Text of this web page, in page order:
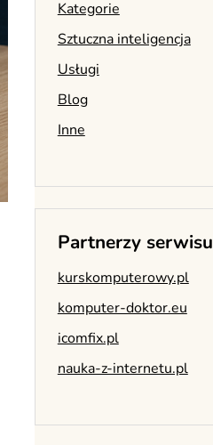
Kategorie
Sztuczna inteligencja
Usługi
Blog
Inne
Partnerzy serwisu
kurskomputerowy.pl
komputer-doktor.eu
icomfix.pl
nauka-z-internetu.pl